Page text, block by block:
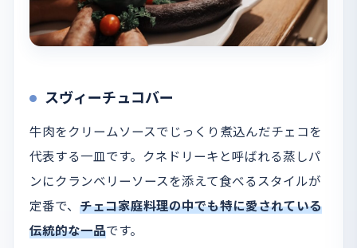
スヴィーチュコバー
牛肉をクリームソースでじっくり煮込んだチェコを
代表する一皿です。クネドリーキと呼ばれる蒸しパ
ンにクランベリーソースを添えて食べるスタイルが
定番で、 チェコ家庭料理の中でも特に愛されている
伝統的な一品です。